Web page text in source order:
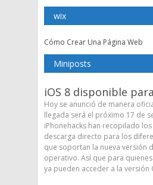
wix
Cómo Crear Una Página Web
Miniposts
iOS 8 disponible
Hoy se anunció de manera
llegada será el próximo 17 de
iPhonehacks han recopilado
descarga directo para los
que soportan la nueva versión
operativo. Así que para
ya pueden acceder a la versión